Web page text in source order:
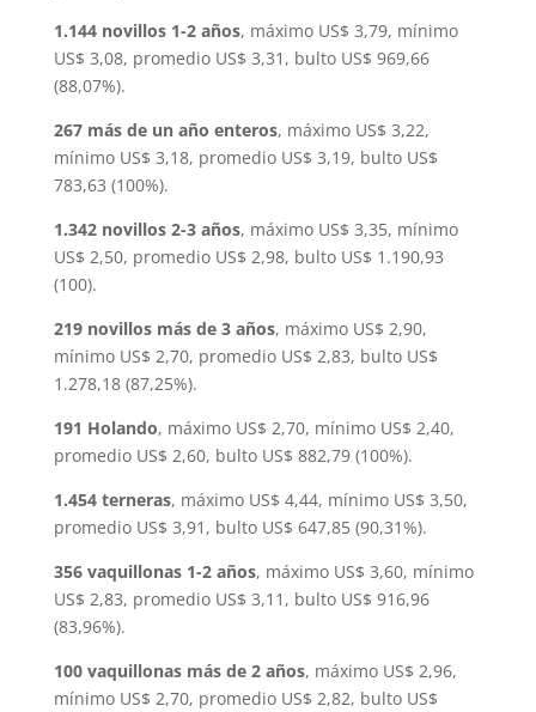
1.144 novillos 1-2 años, máximo US$ 3,79, mínimo
US$ 3,08, promedio US$ 3,31, bulto US$ 969,66
(88,07%).
267 más de un año enteros, máximo US$ 3,22,
mínimo US$ 3,18, promedio US$ 3,19, bulto US$
783,63 (100%).
1.342 novillos 2-3 años, máximo US$ 3,35, mínimo
US$ 2,50, promedio US$ 2,98, bulto US$ 1.190,93
(100).
219 novillos más de 3 años, máximo US$ 2,90,
mínimo US$ 2,70, promedio US$ 2,83, bulto US$
1.278,18 (87,25%).
191 Holando, máximo US$ 2,70, mínimo US$ 2,40,
promedio US$ 2,60, bulto US$ 882,79 (100%).
1.454 terneras, máximo US$ 4,44, mínimo US$ 3,50,
promedio US$ 3,91, bulto US$ 647,85 (90,31%).
356 vaquillonas 1-2 años, máximo US$ 3,60, mínimo
US$ 2,83, promedio US$ 3,11, bulto US$ 916,96
(83,96%).
100 vaquillonas más de 2 años, máximo US$ 2,96,
mínimo US$ 2,70, promedio US$ 2,82, bulto US$